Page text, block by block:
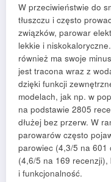
W przeciwieństwie do
tłuszczu i często
związków, parowar
lekkie i
również ma swoje
jest tracona wraz z
dzięki funkcji
modelach, jak np. w
na podstawie 2805
dłużej bez przerw. W
parowarów często
parowiec (4,3/5 na 601
(4,6/5 na 169
i funkcjonalność.